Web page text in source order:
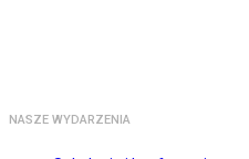
NASZE WYDARZENIA